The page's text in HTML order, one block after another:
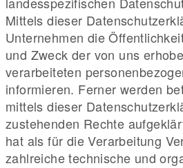
Mittels dieser
Unternehmen die
und Zweck der von uns
verarbeiteten
informieren. Ferner werden
mittels dieser
zustehenden Rechte
hat als für die Verarbeitung
zahlreiche technische und